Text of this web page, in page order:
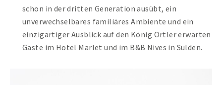
FERNWARTUNG
schon in der dritten Generation ausübt, ein
unverwechselbares familiäres Ambiente und ein
einzigartiger Ausblick auf den König Ortler erwarten
Gäste im Hotel Marlet und im B&B Nives in Sulden.